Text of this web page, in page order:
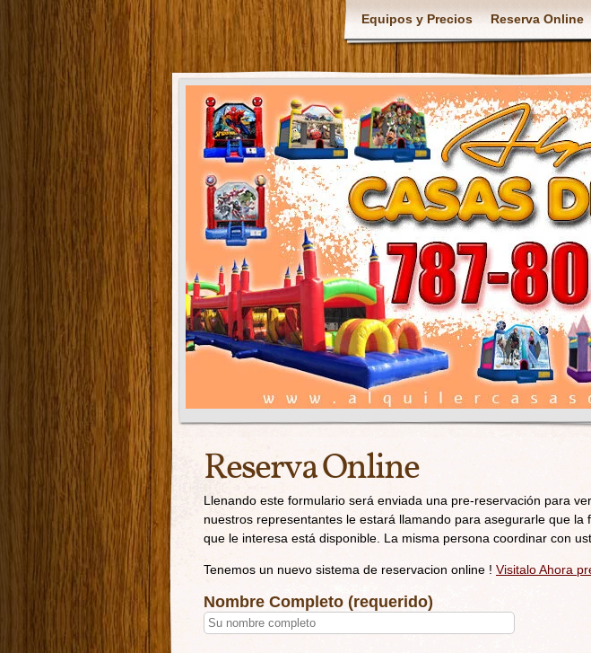
Equipos y Precios Reserva Online
Reserva Online
Llenando este formulario será enviada una pre-reservación para
nuestros representantes le estará llamando para asegurarle que la
que le interesa está disponible. La misma persona coordinar con
Tenemos un nuevo sistema de reservacion online ! Visitalo Ahora
Nombre Completo (requerido)